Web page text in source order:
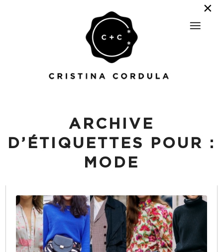
ARCHIVE
D’ÉTIQUETTES POUR :
MODE